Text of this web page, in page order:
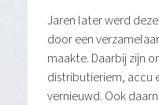
Jaren later werd
door een
maakte. Daarbij zijn
distributieriem, accu
vernieuwd. Ook